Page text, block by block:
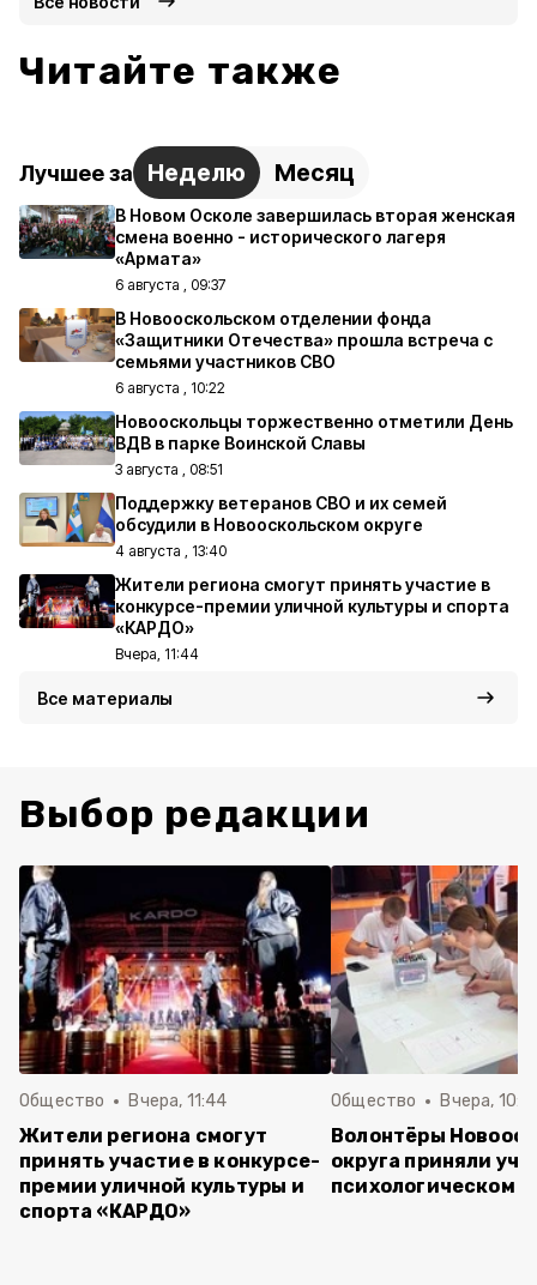
Читайте также
Лучшее за Неделю Месяц
В Новом Осколе завершилась вторая женская
смена военно - исторического лагеря
«Армата»
6 августа , 09:37
В Новооскольском отделении фонда
«Защитники Отечества» прошла встреча с
семьями участников СВО
6 августа , 10:22
Новооскольцы торжественно отметили День
ВДВ в парке Воинской Славы
3 августа , 08:51
Поддержку ветеранов СВО и их семей
обсудили в Новооскольском округе
4 августа , 13:40
Жители региона смогут принять участие в
конкурсе-премии уличной культуры и спорта
«КАРДО»
Вчера, 11:44
Все материалы
Выбор редакции
Общество Вчера, 11:44
Жители региона смогут
принять участие в конкурсе-
премии уличной культуры и
спорта «КАРДО»
Общество Вчера,
Волонтёры
округа приняли
психологическом